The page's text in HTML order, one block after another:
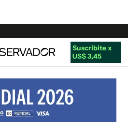
Suscribite x
US$ 3,45